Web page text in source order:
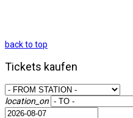
back to top
Tickets kaufen
location_on